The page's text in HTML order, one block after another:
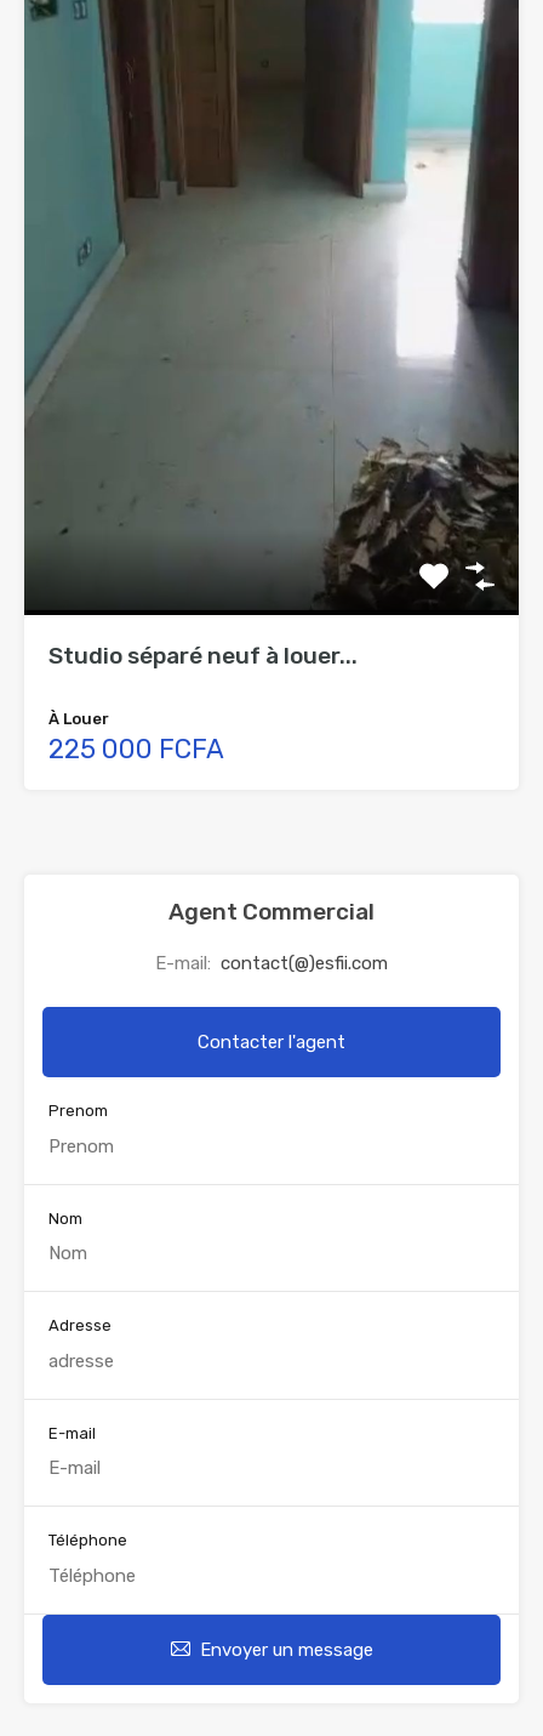
Studio séparé neuf à louer...
À Louer
225 000 FCFA
Agent Commercial
E-mail: contact(@)esfii.com
Contacter l'agent
Prenom
Nom
Adresse
E-mail
Téléphone
Envoyer un message